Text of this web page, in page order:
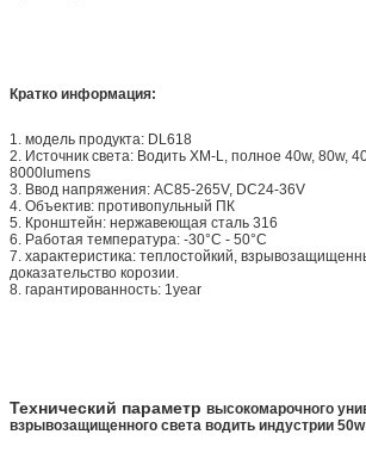
Кратко информация:
1. модель продукта: DL618
2. Источник света: Водить XM-L, полное 40w, 80w,
8000lumens
3. Ввод напряжения: AC85-265V, DC24-36V
4. Объектив: противопульный ПК
5. Кронштейн: нержавеющая сталь 316
6. Работая температура: -30°C - 50°C
7. характеристика: теплостойкий,
доказательство корозии.
8. гарантированность: 1year
Технический параметр высокомарочного
взрывозащищенного света водить индустрии 50w